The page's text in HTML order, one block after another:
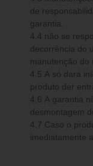
de
garantia.
4.4 não se responsabiliza por qualquer acidente ocorrido em
decorrência do
manutenção do
4.5 A só dará início ao processo de garantia quando o
produto der
4.6 A garantia
desmontagem
4.7 Caso o
imediatamente a .